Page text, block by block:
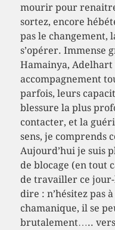
mourir pour
sortez, encore
pas le changement,
s’opérer. Immense
Hamainya,
accompagnement
parfois, leurs
blessure la plus
contacter, et la
sens, je comprends
Aujourd’hui je suis
de blocage (en tout
de travailler ce jour-
dire : n’hésitez pas
chamanique, il se
brutalement…..